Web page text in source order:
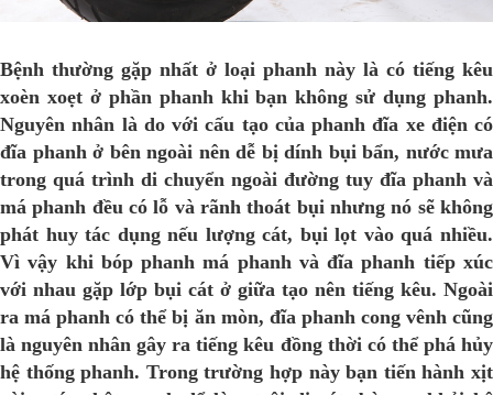
Bệnh thường gặp nhất ở loại phanh này là có tiếng kêu
xoèn xoẹt ở phần phanh khi bạn không sử dụng phanh.
Nguyên nhân là do với cấu tạo của phanh đĩa xe điện có
đĩa phanh ở bên ngoài nên dễ bị dính bụi bẩn, nước mưa
trong quá trình di chuyển ngoài đường tuy đĩa phanh và
má phanh đều có lỗ và rãnh thoát bụi nhưng nó sẽ không
phát huy tác dụng nếu lượng cát, bụi lọt vào quá nhiều.
Vì vậy khi bóp phanh má phanh và đĩa phanh tiếp xúc
với nhau gặp lớp bụi cát ở giữa tạo nên tiếng kêu. Ngoài
ra má phanh có thể bị ăn mòn, đĩa phanh cong vênh cũng
là nguyên nhân gây ra tiếng kêu đồng thời có thể phá hủy
hệ thống phanh. Trong trường hợp này bạn tiến hành xịt